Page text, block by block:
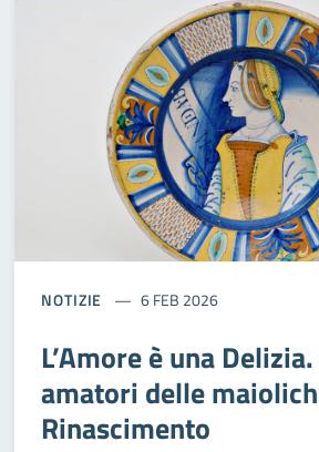
NOTIZIE 6 FEB 2026
L’Amore è una
amatori delle
Rinascimento